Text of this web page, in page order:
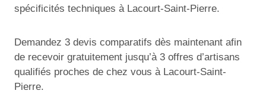
spécificités techniques à Lacourt-Saint-Pierre.
Demandez 3 devis comparatifs dès maintenant afin
de recevoir gratuitement jusqu’à 3 offres d’artisans
qualifiés proches de chez vous à Lacourt-Saint-
Pierre.